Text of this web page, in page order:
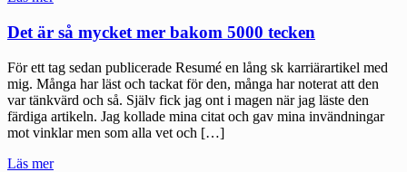
shadow
of
the
magpie"
Det är så mycket mer bakom 5000 tecken
För ett tag sedan publicerade Resumé en lång sk karriärartikel med
mig. Många har läst och tackat för den, många har noterat att den
var tänkvärd och så. Själv fick jag ont i magen när jag läste den
färdiga artikeln. Jag kollade mina citat och gav mina invändningar
mot vinklar men som alla vet och […]
Läs mer"Det